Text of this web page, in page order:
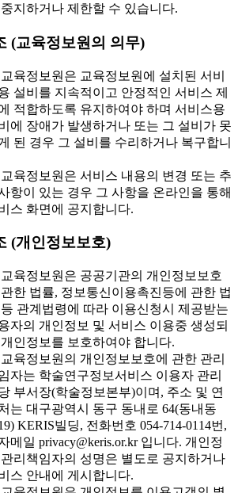
지하거나 제한할 수 있습니다.
(교육정보원의 의무)
육정보원은 교육정보원에 설치된 서비
설비를 지속적이고 안정적인 서비스 제
적합하도록 유지하여야 하며 서비스용
에 장애가 발생하거나 또는 그 설비가 못
된 경우 그 설비를 수리하거나 복구합니
육정보원은 서비스 내용의 변경 또는 추
항이 있는 경우 그 사항을 온라인을 통해
스 화면에 공지합니다.
(개인정보보호)
육정보원은 공공기관의 개인정보보호
한 법률, 정보통신이용촉진등에 관한 법
관계법령에 따라 이용신청시 제공받는
자의 개인정보 및 서비스 이용중 생성되
인정보를 보호하여야 합니다.
육정보원의 개인정보보호에 관한 관리
자는 학술연구정보서비스 이용자 관리
부서장(학술정보본부)이며, 주소 및 연
는 대구광역시 동구 동내로 64(동내동
KERIS빌딩, 전화번호 054-714-0114번,
메일 privacy@keris.or.kr 입니다. 개인정
관리책임자의 성명은 별도로 공지하거나
스 안내에 게시합니다.